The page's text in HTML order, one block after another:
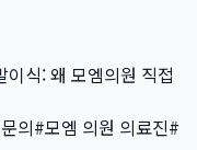
식: 왜 모엠의원 직접
의#모엠 의원 의료진#